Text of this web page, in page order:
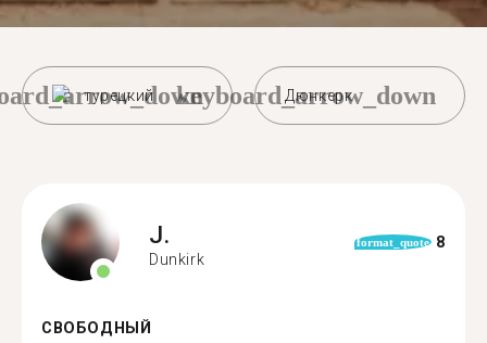
турецкий Дюнкерк
keyboard_arrow_down
J.
Dunkirk
format_quote 8
СВОБОДНЫЙ